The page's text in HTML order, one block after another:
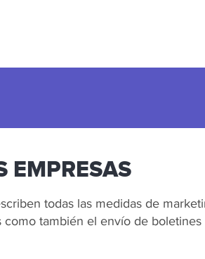
EMPRESAS
todas las medidas de
también el envío de